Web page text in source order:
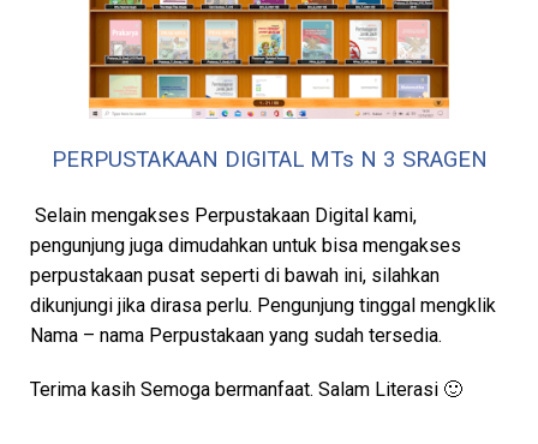
PERPUSTAKAAN DIGITAL MTs N 3 SRAGEN
Selain mengakses Perpustakaan Digital kami,
pengunjung juga dimudahkan untuk bisa mengakses
perpustakaan pusat seperti di bawah ini, silahkan
dikunjungi jika dirasa perlu. Pengunjung tinggal mengklik
Nama – nama Perpustakaan yang sudah tersedia.
Terima kasih Semoga bermanfaat. Salam Literasi 🙂